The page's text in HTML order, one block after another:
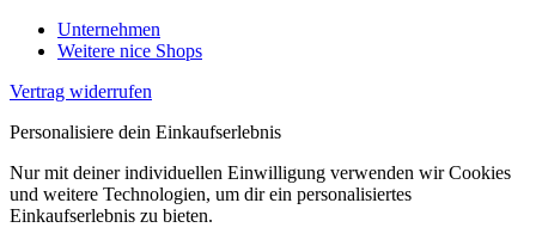
Unternehmen
Weitere nice Shops
Vertrag widerrufen
Personalisiere dein Einkaufserlebnis
Nur mit deiner individuellen Einwilligung verwenden wir Cookies
und weitere Technologien, um dir ein personalisiertes
Einkaufserlebnis zu bieten.